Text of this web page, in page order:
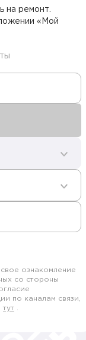
на ремонт.
«Мой
ознакомление
со стороны
по каналам связи,
тут